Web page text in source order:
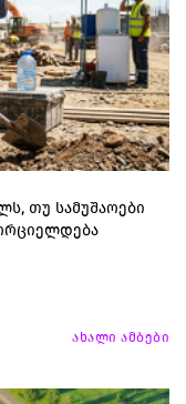
თუ სამუშაოები
ახალი ამბები